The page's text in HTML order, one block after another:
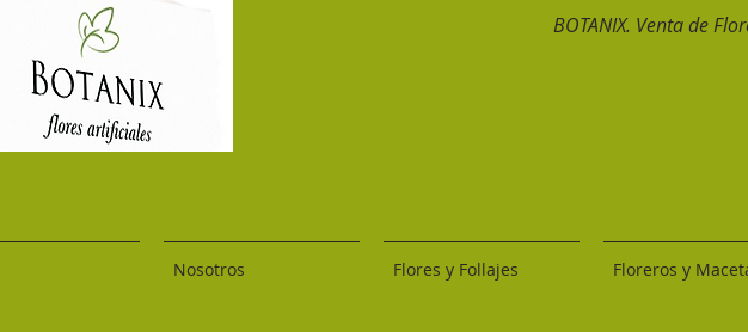
BOTANIX. Venta de
Nosotros Flores y Follajes Floreros y